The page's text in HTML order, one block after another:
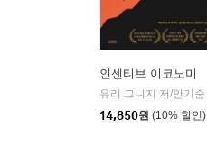
인센티브 이코노미
14,850원 (10% 할인)